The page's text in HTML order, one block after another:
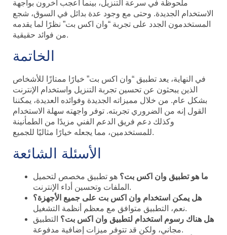
ملحوظة في سرعة التنزيل، بينما أعجب آخرون بواجهة
الاستخدام الجديدة. وحتى مع وجود عدة بدائل في السوق، شجع
المستخدمون الجدد على تجربة “وان اكس بت” نظرًا لما يقدمه
من فوائد حقيقية.
الخاتمة
في النهاية، يعد تطبيق “وان اكس بت” خيارًا ممتازًا للأشخاص
الذين يبحثون عن تحسين تجربة التنزيل واستخدام الإنترنت
بشكل عام. من خلال مميزاته الجديدة وفوائده العديدة، يمكننا
القول إنه من الضروري تجربته. توفر واجهته سهلة الاستخدام
وكذلك دعم فريق الدعم الفني مزيدًا من الطمأنينة
للمستخدمين، مما يجعله خيارًا مثاليًا للجميع.
الأسئلة الشائعة
ما هو تطبيق وان اكس بت؟ هو تطبيق مخصص لتحميل
الملفات وتحسين أداء الإنترنت.
هل يمكن استخدام وان اكس بت على جميع الأجهزة؟
نعم، التطبيق متوافق مع معظم أنظمة التشغيل.
هل هناك رسوم استخدام لتطبيق وان اكس بت؟ التطبيق
مجاني، ولكن قد تتوفر ميزات إضافية مدفوعة.